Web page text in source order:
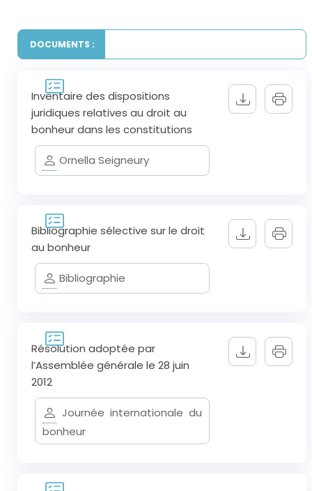
DOCUMENTS :
Inventaire des dispositions
juridiques relatives au droit au
bonheur dans les constitutions
Ornella Seigneury
Bibliographie sélective sur le droit
au bonheur
Bibliographie
Résolution adoptée par
l’Assemblée générale le 28 juin
2012
Journée internationale du
bonheur